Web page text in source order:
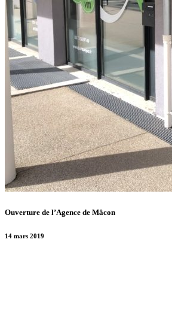
Ouverture de l’Agence de Mâcon
14 mars 2019